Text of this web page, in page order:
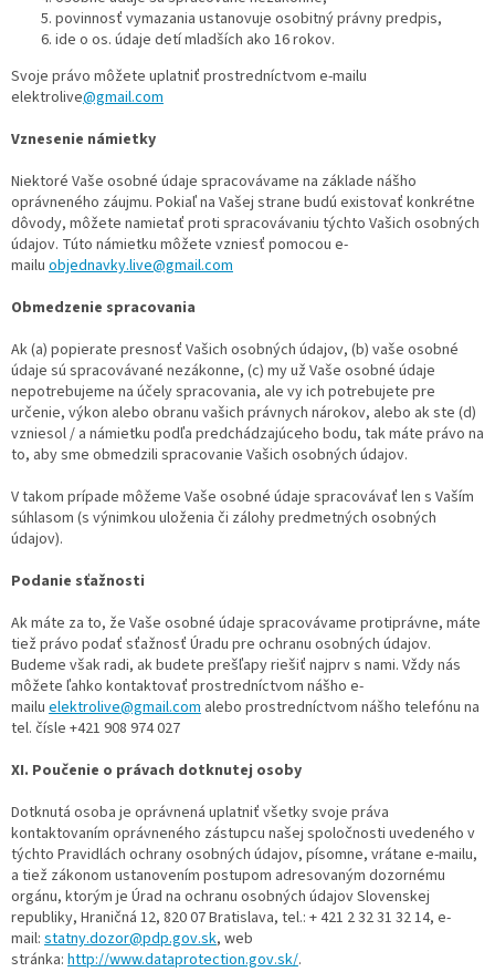
povinnosť vymazania ustanovuje osobitný právny predpis,
ide o os. údaje detí mladších ako 16 rokov.
Svoje právo môžete uplatniť prostredníctvom e-mailu
elektrolive@gmail.com
Vznesenie námietky
Niektoré Vaše osobné údaje spracovávame na základe nášho
oprávneného záujmu. Pokiaľ na Vašej strane budú existovať konkrétne
dôvody, môžete namietať proti spracovávaniu týchto Vašich osobných
údajov. Túto námietku môžete vzniesť pomocou e-
mailu objednavky.live@gmail.com
Obmedzenie spracovania
Ak (a) popierate presnosť Vašich osobných údajov, (b) vaše osobné
údaje sú spracovávané nezákonne, (c) my už Vaše osobné údaje
nepotrebujeme na účely spracovania, ale vy ich potrebujete pre
určenie, výkon alebo obranu vašich právnych nárokov, alebo ak ste (d)
vzniesol / a námietku podľa predchádzajúceho bodu, tak máte právo na
to, aby sme obmedzili spracovanie Vašich osobných údajov.
V takom prípade môžeme Vaše osobné údaje spracovávať len s Vaším
súhlasom (s výnimkou uloženia či zálohy predmetných osobných
údajov).
Podanie sťažnosti
Ak máte za to, že Vaše osobné údaje spracovávame protiprávne, máte
tiež právo podať sťažnosť Úradu pre ochranu osobných údajov.
Budeme však radi, ak budete prešľapy riešiť najprv s nami. Vždy nás
môžete ľahko kontaktovať prostredníctvom nášho e-
mailu elektrolive@gmail.com alebo prostredníctvom nášho telefónu na
tel. čísle +421 908 974 027
XI. Poučenie o právach dotknutej osoby
Dotknutá osoba je oprávnená uplatniť všetky svoje práva
kontaktovaním oprávneného zástupcu našej spoločnosti uvedeného v
týchto Pravidlách ochrany osobných údajov, písomne, vrátane e-mailu,
a tiež zákonom ustanovením postupom adresovaným dozornému
orgánu, ktorým je Úrad na ochranu osobných údajov Slovenskej
republiky, Hraničná 12, 820 07 Bratislava, tel.: + 421 2 32 31 32 14, e-
mail: statny.dozor@pdp.gov.sk, web
stránka: http://www.dataprotection.gov.sk/.